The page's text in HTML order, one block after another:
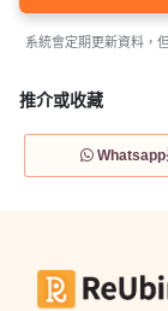
系統會定期更新資料，
推介或收藏
Whatsapp